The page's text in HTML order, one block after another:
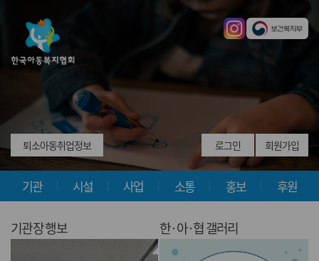
퇴소아동취업정보 로그인 회원가입
기관 시설 사업 소통 홍보 후원
기관장 행보 한·아·협 갤러리